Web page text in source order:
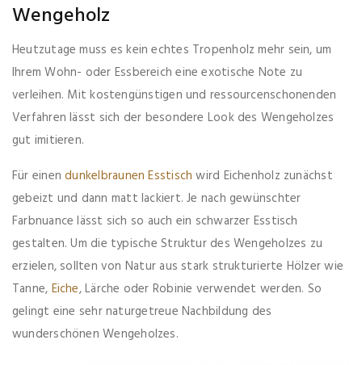
Wengeholz
Heutzutage muss es kein echtes Tropenholz mehr sein, um
Ihrem Wohn- oder Essbereich eine exotische Note zu
verleihen. Mit kostengünstigen und ressourcenschonenden
Verfahren lässt sich der besondere Look des Wengeholzes
gut imitieren.
Für einendunkelbraunen Esstisch wird Eichenholz zunächst
gebeizt und dann matt lackiert. Je nach gewünschter
Farbnuance lässt sich so auch ein schwarzer Esstisch
gestalten. Um die typische Struktur des Wengeholzes zu
erzielen, sollten von Natur aus stark strukturierte Hölzer wie
Tanne, Eiche, Lärche oder Robinie verwendet werden. So
gelingt eine sehr naturgetreue Nachbildung des
wunderschönen Wengeholzes.